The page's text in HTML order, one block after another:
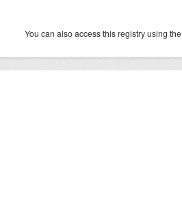
You can also access this registry using the